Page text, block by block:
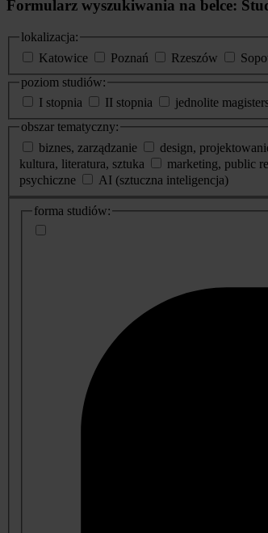
Formularz wyszukiwania na belce:
lokalizacja:
Katowice
Poznań Rzeszów
poziom studiów:
I stopnia
II stopnia jednolite
obszar tematyczny:
biznes, zarządzanie
design,
kultura, literatura, sztuka
marketing, public
psychiczne
AI (sztuczna inteligencja)
dodatkowe
informacje
forma studiów: